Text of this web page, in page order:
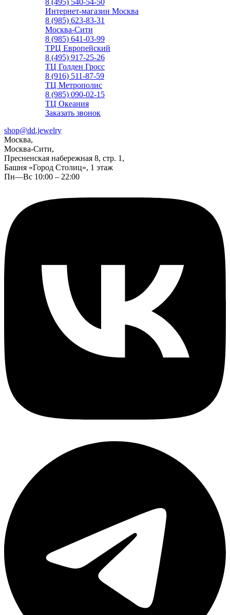
8 (495) 540-54-50
Интернет-магазин Москва
8 (985) 623-83-31
Москва-Сити
8 (985) 641-03-99
ТРЦ Европейский
8 (495) 917-25-26
ТЦ Голден Гросс
8 (916) 511-87-59
ТЦ Метрополис
8 (985) 090-02-15
ТЦ Океания
Заказать звонок
shop@dd.jewelry
Москва,
Москва-Сити,
Пресненская набережная 8, стр. 1,
Башня «Город Столиц», 1 этаж
Пн—Вс 10:00 – 22:00